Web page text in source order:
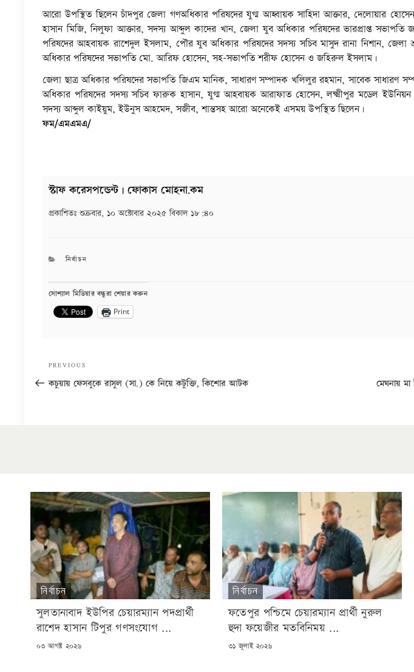
আরো উপস্থিত ছিলেন চাঁদপুর জেলা গণঅধিকার পরিষদের যুগ্ম আহ্বায়ক সাহিদা আক্তার, দেলোয়ার
হাসান মিজি, নিলুফা আক্তার, সদস্য আব্দুল কাদের খান, জেলা যুব অধিকার পরিষদের ভারপ্রাপ্ত
পরিষদের আহবায়ক রাশেদুল ইসলাম, পৌর যুব অধিকার পরিষদের সদস্য সচিব মাসুদ রানা নিশান,
অধিকার পরিষদের সভাপতি মো. আরিফ হোসেন, সহ-সভাপতি শরীফ হোসেন ও জহিরুল ইসলাম।
জেলা ছাত্র অধিকার পরিষদের সভাপতি জিএম মানিক, সাধারণ সম্পাদক খলিলুর রহমান, সাবেক সাধারণ
অধিকার পরিষদের সদস্য সচিব ফারুক হাসান, যুগ্ম আহবায়ক আরাফাত হোসেন, লক্ষ্মীপুর মডেল ইউনিয়ন
সদস্য আব্দুল কাইয়ুম, ইউনুস আহমেদ, সজীব, শান্তসহ আরো অনেকেই এসময় উপস্থিত ছিলেন।
ফম/এমএমএ/
স্টাফ করেসপন্ডেন্ট | ফোকাস মোহনা.কম
প্রকাশিতঃ শুক্রবার, ১০ অক্টোবার ২০২৫ বিকাল ১৮:৪০
CATEGORIES
নির্বাচন
সোশ্যাল মিডিয়ার বন্ধুরা শেয়ার করুন
Print
Previous
Post
PREVIOUS
কচুয়ায় ফেসবুকে রাসুল (সা.) কে নিয়ে কটুক্তি, কিশোর আটক মেঘনায়
নির্বাচন
সুলতানাবাদ ইউপির চেয়ারম্যান পদপ্রার্থী
রাশেদ হাসান টিপুর গণসংযোগ ...
POSTED
০৩ আগষ্ট ২০২৬
নির্বাচন
ফতেপুর পশ্চিমে চেয়ারম্যান প্রার্থী নুরুল
হুদা ফয়েজীর মতবিনিময় ...
POSTED
৩১ জুলাই ২০২৬